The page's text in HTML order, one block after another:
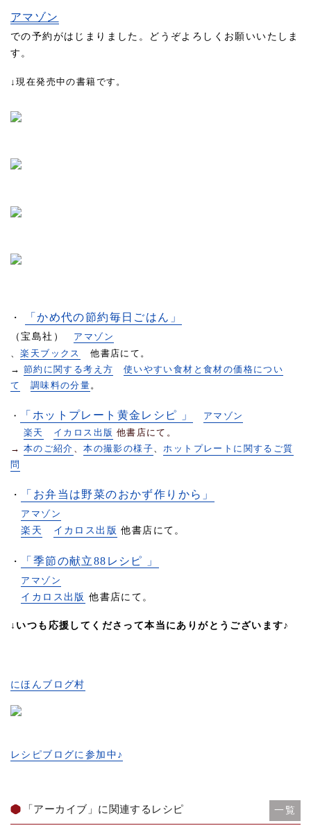
アマゾン
での予約がはじまりました。どうぞよろしくお願いいたしま
す。
↓現在発売中の書籍です。
・ 「かめ代の節約毎日ごはん」
（宝島社）
アマゾン
、楽天ブックス
他書店にて。
→ 節約に関する考え方
使いやすい食材と食材の価格につい
て
調味料の分量。
・ 「ホットプレート黄金レシピ 」
アマゾン
楽天
イカロス出版 他書店にて。
→ 本のご紹介 、本の撮影の様子、ホットプレートに関するご質
問
・ 「お弁当は野菜のおかず作りから」
アマゾン
楽天
イカロス出版 他書店にて。
・ 「季節の献立88レシピ 」
アマゾン
イカロス出版 他書店にて。
↓いつも応援してくださって本当にありがとうございます♪
にほんブログ村
レシピブログに参加中♪
「アーカイブ」に関連するレシピ 一覧